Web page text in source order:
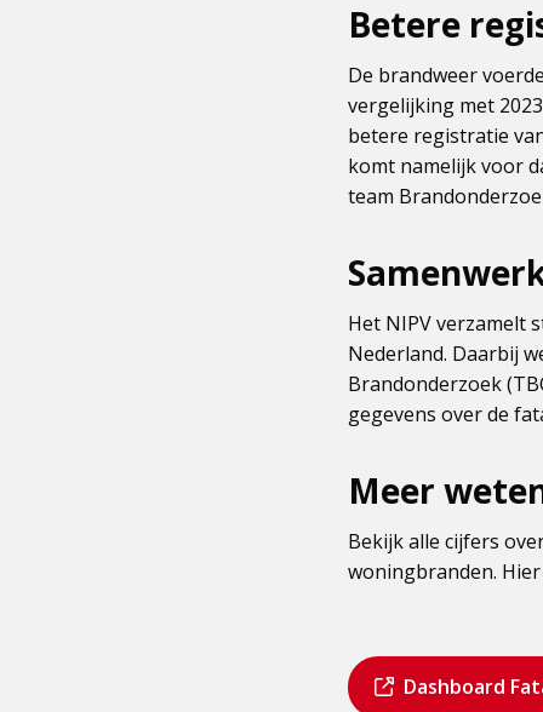
Betere
De brandweer
vergelijking met
betere registratie
komt namelijk voor
team
Het NIPV verzamelt
Nederland. Daarbij
Brandonderzoek
gegevens over de
Meer
Bekijk alle cijfers
woningbranden.
Dit
Bezoek
Dashboard